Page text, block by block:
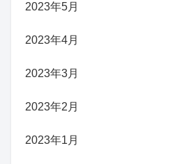
2023年5月
2023年4月
2023年3月
2023年2月
2023年1月